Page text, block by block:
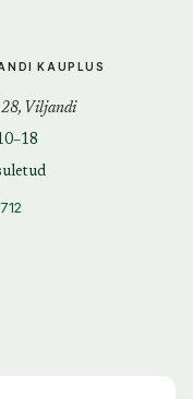
KAUPLUS
28, Viljandi